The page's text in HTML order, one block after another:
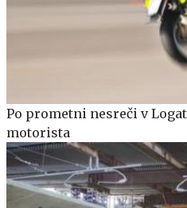
Po prometni nesreči v
motorista